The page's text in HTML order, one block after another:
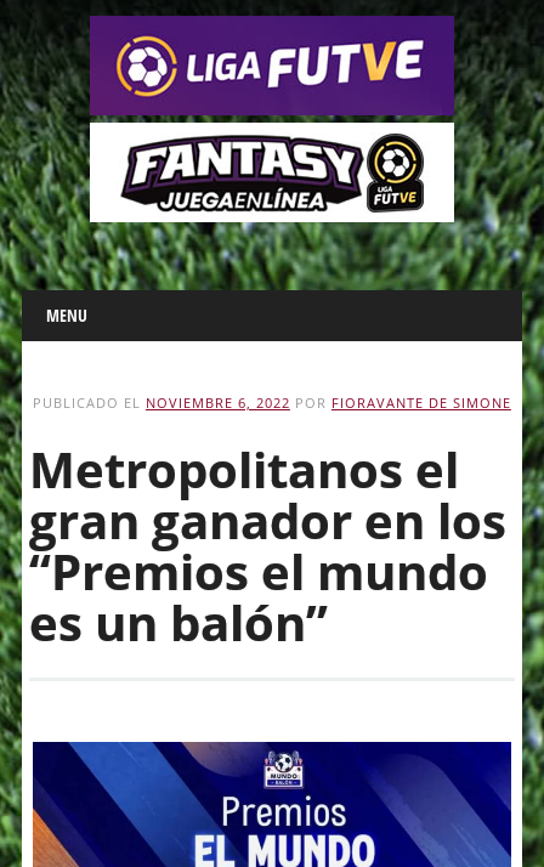
Main menu
Skip
to
content
MENU
PUBLICADO EL NOVIEMBRE 6, 2022 POR FIORAVANTE DE SIMONE
Metropolitanos el
gran ganador en los
“Premios el mundo
es un balón”